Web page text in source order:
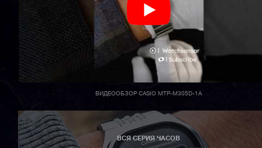
ВИДЕООБЗОР CASIO MTP-M305D-1A
ВСЯ СЕРИЯ ЧАСОВ